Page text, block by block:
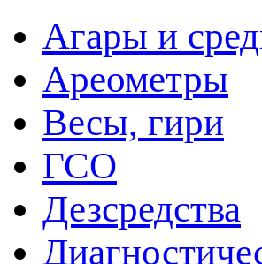
Агары и
Ареометры
Весы, гири
ГСО
Дезсредства